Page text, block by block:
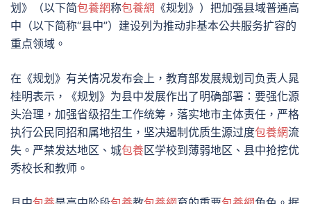
划》（以下简包養網称包養網 《规划》）把加强县域普通高
中（以下简称“县中”）建设列为推动非基本公共服务扩容的
重点领域。
在《规划》有关情况发布会上，教育部发展规划司负责人晁
桂明表示，《规划》为县中发展作出了明确部署：要强化源
头治理，加强省级招生工作统筹，落实地市主体责任，严格
执行公民同招和属地招生，坚决遏制优质生源过度包養網流
失。严禁发达地区、城包養区学校到薄弱地区、县中抢挖优
秀校长和教师。